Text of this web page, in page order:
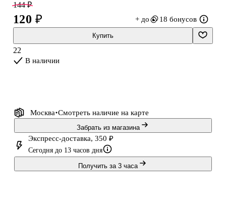
случайным образом.
144 ₽
120 ₽ + до 18 бонусов
Купить
22
В наличии
Москва Смотреть наличие на карте
Забрать из магазина
Экспресс-доставка, 350 ₽
Сегодня до 13 часов дня
Получить за 3 часа